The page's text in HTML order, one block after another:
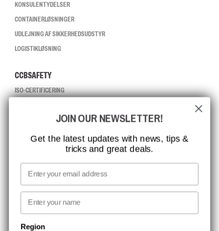
KONSULENTYDELSER
CONTAINERLØSNINGER
UDLEJNING AF SIKKERHEDSUDSTYR
LOGISTIKLØSNING
CCBSAFETY
ISO-CERTIFICERING
MISSION, VISION OG VÆRDIER
KONTAKT
JOB HOS CCBSAFETY
MEDIA
VI TAGER ANSVAR
NYHEDSBREV TILMELDING
JOIN OUR NEWSLETTER!
Get the latest updates with news, tips &
tricks and great deals.
Email
First name
Region